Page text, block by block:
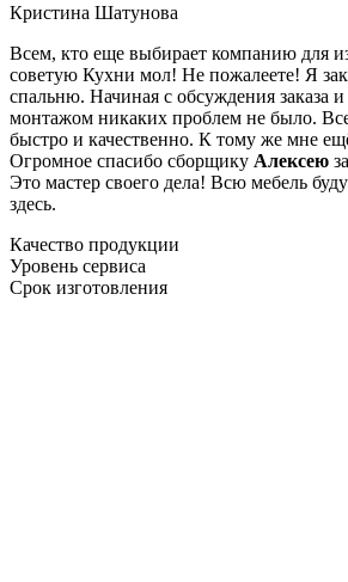
Кристина Шатунова
Всем, кто еще выбирает компанию для
советую Кухни мол! Не пожалеете! Я
спальню. Начиная с обсуждения заказа и
монтажом никаких проблем не было.
быстро и качественно. К тому же мне
Огромное спасибо сборщику Алексею
Это мастер своего дела! Всю мебель буду
здесь.
Качество продукции
Уровень сервиса
Срок изготовления